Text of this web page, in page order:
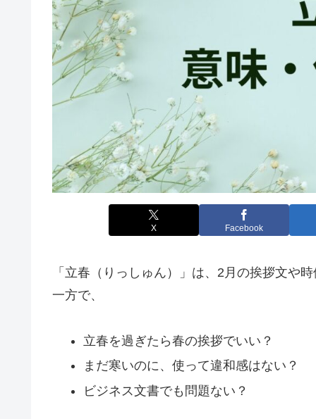
X Facebook
「立春（りっしゅん）」は、2月の挨拶文や
一方で、
立春を過ぎたら春の挨拶でいい？
まだ寒いのに、使って違和感はない？
ビジネス文書でも問題ない？